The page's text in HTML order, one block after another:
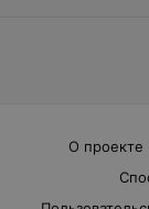
О проекте